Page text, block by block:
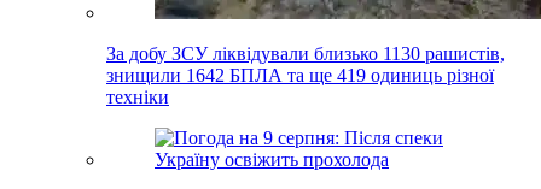
За добу ЗСУ ліквідували близько 1130 рашистів,
знищили 1642 БПЛА та ще 419 одиниць різної
техніки